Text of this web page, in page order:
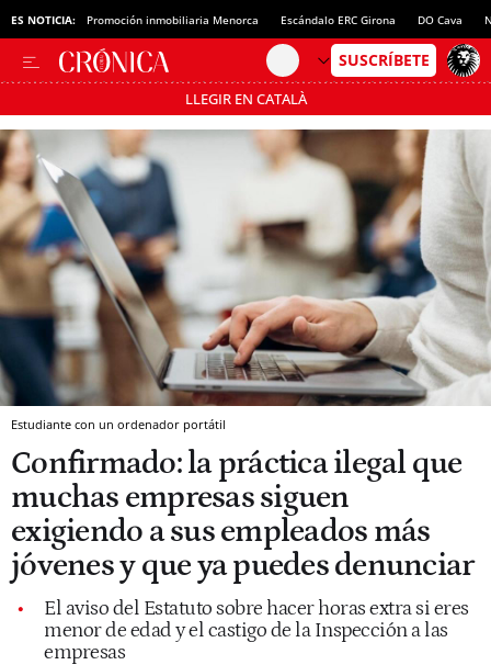
ES NOTICIA: Promoción inmobiliaria Menorca Escándalo ERC Girona DO Cava
LLEGIR EN CATALÀ
Pásate al MODO AHORRO
Estudiante con un ordenador portátil
Confirmado: la práctica ilegal que
muchas empresas siguen
exigiendo a sus empleados más
jóvenes y que ya puedes denunciar
El aviso del Estatuto sobre hacer horas extra si eres
menor de edad y el castigo de la Inspección a las
empresas